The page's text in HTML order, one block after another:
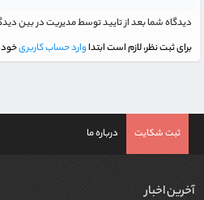
دیدگاه شما بعد از تایید توسط مدیریت در بین
برای ثبت نظر، لازم است ابتداوارد حساب کاربری
ثبت شکایت درباره ما
آخرین اخبار